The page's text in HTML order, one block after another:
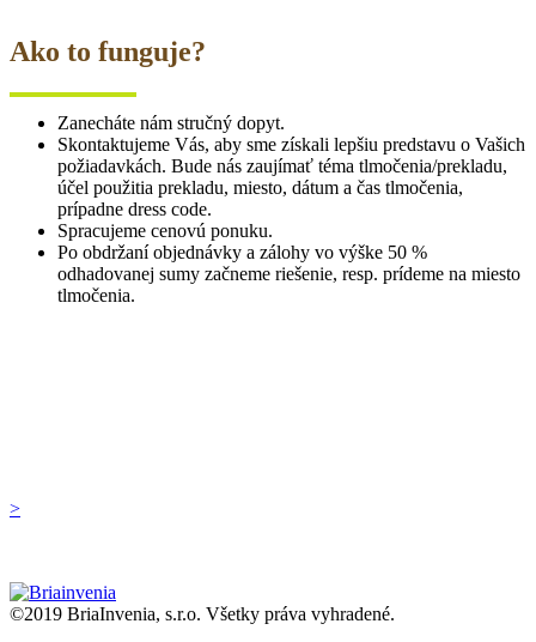
Ako to funguje?
Zanecháte nám stručný dopyt.
Skontaktujeme Vás, aby sme získali lepšiu predstavu o Vašich
požiadavkách. Bude nás zaujímať téma tlmočenia/prekladu,
účel použitia prekladu, miesto, dátum a čas tlmočenia,
prípadne dress code.
Spracujeme cenovú ponuku.
Po obdržaní objednávky a zálohy vo výške 50 %
odhadovanej sumy začneme riešenie, resp. prídeme na miesto
tlmočenia.
>
©2019 BriaInvenia, s.r.o. Všetky práva vyhradené.